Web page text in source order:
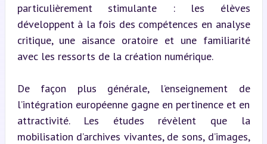
particulièrement stimulante : les élèves
développent à la fois des compétences en analyse
critique, une aisance oratoire et une familiarité
avec les ressorts de la création numérique.
De façon plus générale, l’enseignement de
l’intégration européenne gagne en pertinence et en
attractivité. Les études révèlent que la
mobilisation d’archives vivantes, de sons, d’images,